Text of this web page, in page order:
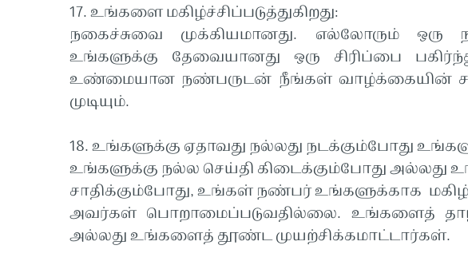
17. உங்களை மகிழ்ச்சிப்படுத்துகிறது:
நகைச்சுவை முக்கியமானது. எல்லோரும்
உங்களுக்கு தேவையானது ஒரு சிரிப்பை
உண்மையான நண்பருடன் நீங்கள் வாழ்க்கையின்
முடியும்.
18. உங்களுக்கு ஏதாவது நல்லது நடக்கும்போது
உங்களுக்கு நல்ல செய்தி கிடைக்கும்போது அல்லது
சாதிக்கும்போது, உங்கள் நண்பர் உங்களுக்காக
அவர்கள் பொறாமைப்படுவதில்லை. உங்களைத்
அல்லது உங்களைத் தூண்ட முயற்சிக்கமாட்டார்கள்.